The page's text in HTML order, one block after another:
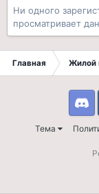
Ни одного
просматривает
Главная Жилой
Тема